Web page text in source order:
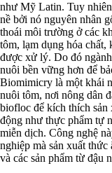
như Mỹ Latin. Tuy
nề bởi nó nguyên nhân
thoái môi trường ở các
tôm, lạm dụng hóa
được xử lý. Do đó
nuôi bền vững hơn để
Biomimicry là một khái
nuôi tôm, nơi nông dân
biofloc để kích thích sản
động như thực phẩm tự
miễn dịch. Công nghệ
nghiệp mà sản xuất
và các sản phẩm từ đậu